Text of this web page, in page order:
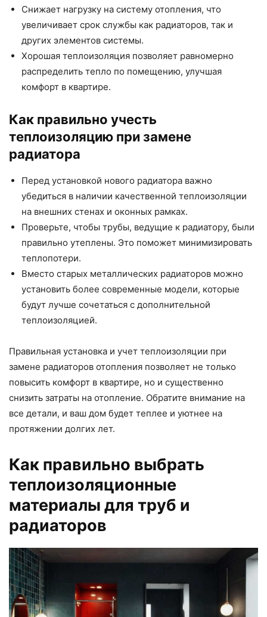
Снижает нагрузку на систему отопления, что
увеличивает срок службы как радиаторов, так и
других элементов системы.
Хорошая теплоизоляция позволяет равномерно
распределить тепло по помещению, улучшая
комфорт в квартире.
Как правильно учесть
теплоизоляцию при замене
радиатора
Перед установкой нового радиатора важно
убедиться в наличии качественной теплоизоляции
на внешних стенах и оконных рамках.
Проверьте, чтобы трубы, ведущие к радиатору, были
правильно утеплены. Это поможет минимизировать
теплопотери.
Вместо старых металлических радиаторов можно
установить более современные модели, которые
будут лучше сочетаться с дополнительной
теплоизоляцией.
Правильная установка и учет теплоизоляции при
замене радиаторов отопления позволяет не только
повысить комфорт в квартире, но и существенно
снизить затраты на отопление. Обратите внимание на
все детали, и ваш дом будет теплее и уютнее на
протяжении долгих лет.
Как правильно выбрать
теплоизоляционные
материалы для труб и
радиаторов